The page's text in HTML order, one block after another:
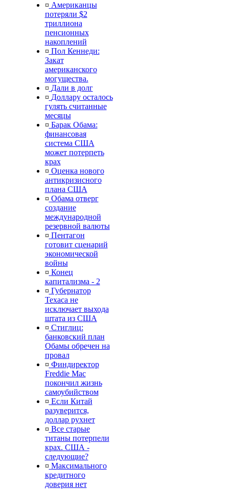
¤ Американцы
потеряли $2
триллиона
пенсионных
накоплений
¤ Пол Кеннеди:
Закат
американского
могущества.
¤ Дали в долг
¤ Доллару осталось
гулять считанные
месяцы
¤ Барак Обама:
финансовая
система США
может потерпеть
крах
¤ Оценка нового
антикризисного
плана США
¤ Обама отверг
создание
международной
резервной валюты
¤ Пентагон
готовит сценарий
экономической
войны
¤ Конец
капитализма - 2
¤ Губернатор
Техаса не
исключает выхода
штата из США
¤ Стиглиц:
банковский план
Обамы обречен на
провал
¤ Финдиректор
Freddie Mac
покончил жизнь
самоубийством
¤ Если Китай
разуверится,
доллар рухнет
¤ Все старые
титаны потерпели
крах. США -
следующие?
¤ Максимального
кредитного
доверия нет